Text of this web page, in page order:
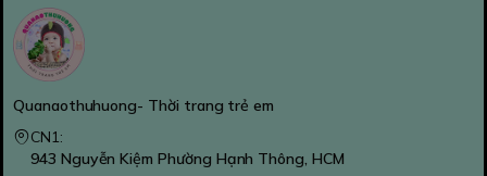
Quanaothuhuong- Thời trang trẻ em
CN1:
943 Nguyễn Kiệm Phường Hạnh Thông, HCM